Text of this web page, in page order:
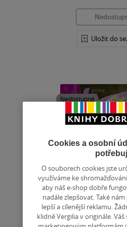
Uložit do
Nedostupné
Cookies a osobní
O souborech cookies jste
využíváme ke
aby náš e-shop dobře
nadále zlepšovat. Také
lepší a cílenější reklamu.
klidně Vergilia v originále.